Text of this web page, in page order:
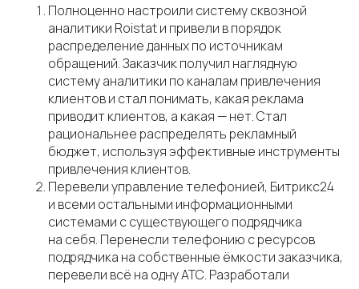
Полноценно настроили систему сквозной
аналитики Roistat и привели в порядок
распределение данных по источникам
обращений. Заказчик получил наглядную
систему аналитики по каналам привлечения
клиентов и стал понимать, какая реклама
приводит клиентов, а какая — нет. Стал
рациональнее распределять рекламный
бюджет, используя эффективные инструменты
привлечения клиентов.
Перевели управление телефонией, Битрикс24
и всеми остальными информационными
системами с существующего подрядчика
на себя. Перенесли телефонию с ресурсов
подрядчика на собственные ёмкости заказчика,
перевели всё на одну АТС. Разработали